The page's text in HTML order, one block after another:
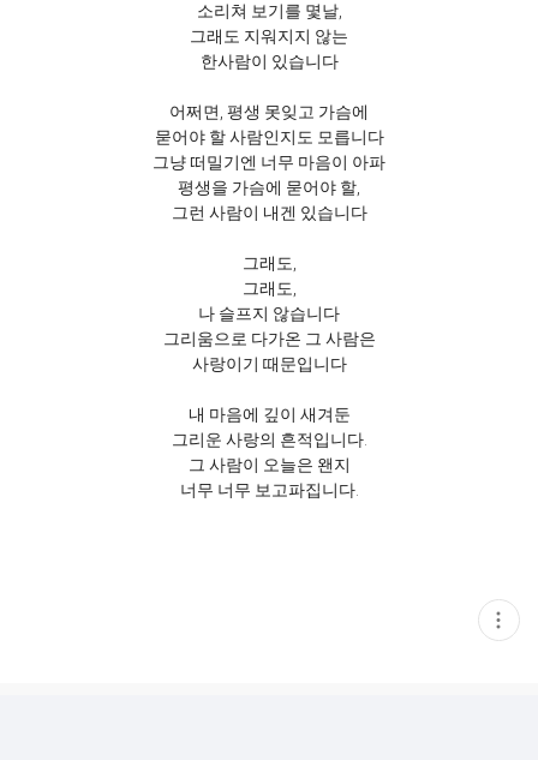
소리쳐 보기를 몇날,
그래도 지워지지 않는
한사람이 있습니다
어쩌면, 평생 못잊고 가슴에
묻어야 할 사람인지도 모릅니다
그냥 떠밀기엔 너무 마음이 아파
평생을 가슴에 묻어야 할,
그런 사람이 내겐 있습니다
그래도,
그래도,
나 슬프지 않습니다
그리움으로 다가온 그 사람은
사랑이기 때문입니다
내 마음에 깊이 새겨둔
그리운 사랑의 흔적입니다.
그 사람이 오늘은 왠지
너무 너무 보고파집니다.
현
재